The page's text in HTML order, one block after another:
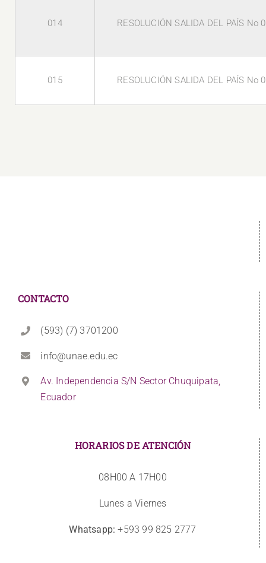
014 RESOLUCIÓN SALIDA DEL PAÍS No
015 RESOLUCIÓN SALIDA DEL PAÍS No
CONTACTO
(593) (7) 3701200
info@unae.edu.ec
Av. Independencia S/N Sector Chuquipata,
Ecuador
HORARIOS DE ATENCIÓN
08H00 A 17H00
Lunes a Viernes
Whatsapp: +593 99 825 2777